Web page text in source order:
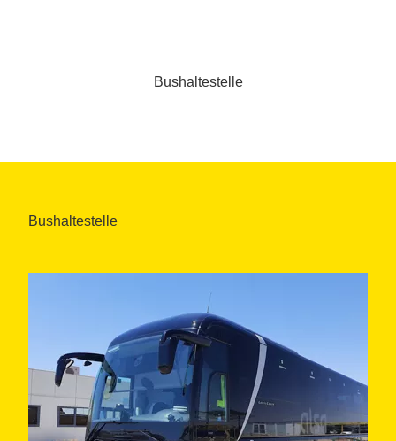
Bushaltestelle
Bushaltestelle